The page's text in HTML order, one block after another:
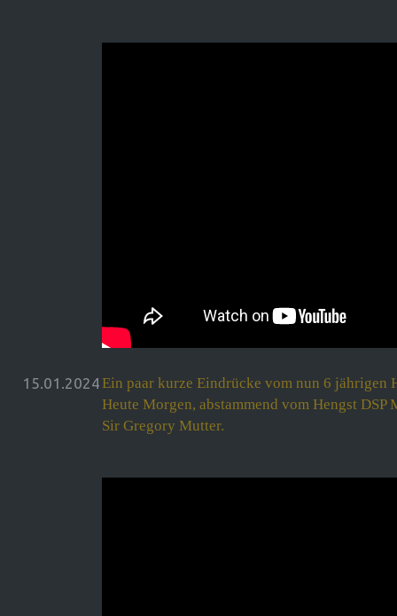
15.01.2024 Ein paar kurze Eindrücke vom nun 6 jährigen
Heute Morgen, abstammend vom Hengst DSP
Sir Gregory Mutter.